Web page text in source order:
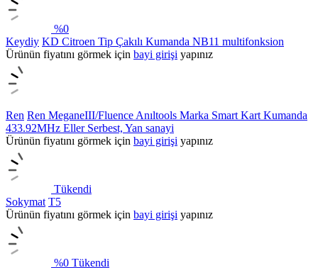
%0
Keydiy KD Citroen Tip Çakılı Kumanda NB11 multifonksion
Ürünün fiyatını görmek için bayi girişi yapınız
Ren Ren MeganeIII/Fluence Anıltools Marka Smart Kart Kumanda
433.92MHz Eller Serbest, Yan sanayi
Ürünün fiyatını görmek için bayi girişi yapınız
Tükendi
Sokymat T5
Ürünün fiyatını görmek için bayi girişi yapınız
%0 Tükendi